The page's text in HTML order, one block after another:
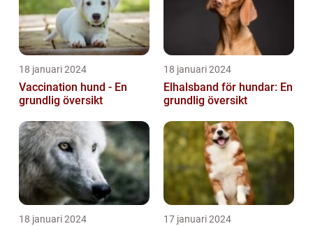
18 januari 2024
Vaccination hund - En
grundlig översikt
18 januari 2024
Elhalsband för hundar: En
grundlig översikt
18 januari 2024 17 januari 2024